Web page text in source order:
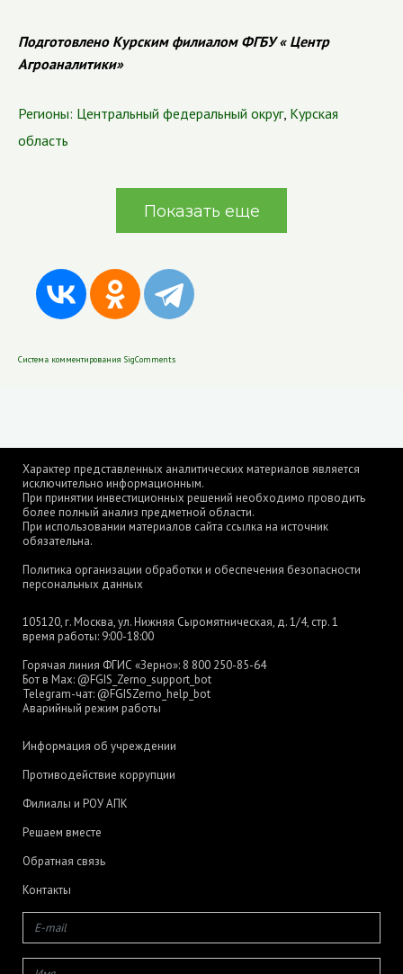
Подготовлено Курским филиалом ФГБУ « Центр
Агроаналитики»
Регионы: Центральный федеральный округ, Курская
область
Показать еще
Система комментирования SigComments
Характер представленных аналитических материалов является
исключительно информационным.
При принятии инвестиционных решений необходимо проводить
более полный анализ предметной области.
При использовании материалов сайта ссылка на источник
обязательна.
Политика организации обработки и обеспечения безопасности
персональных данных
105120, г. Москва, ул. Нижняя Сыромятническая, д. 1/4, стр. 1
время работы: 9:00-18:00
Горячая линия ФГИС «Зерно»: 8 800 250-85-64
Бот в Max: @FGIS_Zerno_support_bot
Telegram-чат: @FGISZerno_help_bot
Аварийный режим работы
Информация об учреждении
Противодействие коррупции
Филиалы и РОУ АПК
Решаем вместе
Обратная связь
Контакты